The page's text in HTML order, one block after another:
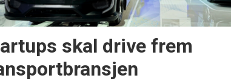
skal drive frem